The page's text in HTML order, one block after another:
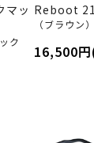
マッ
ク
Reboot
（ブラウン）
16,500